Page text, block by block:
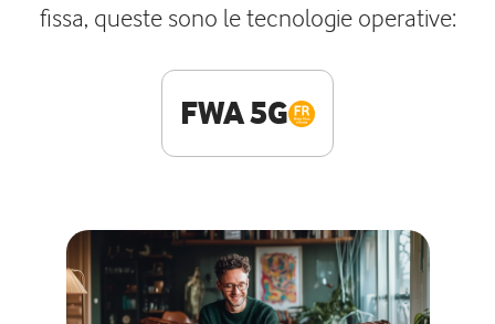
fissa, queste sono le tecnologie operative:
FWA 5G